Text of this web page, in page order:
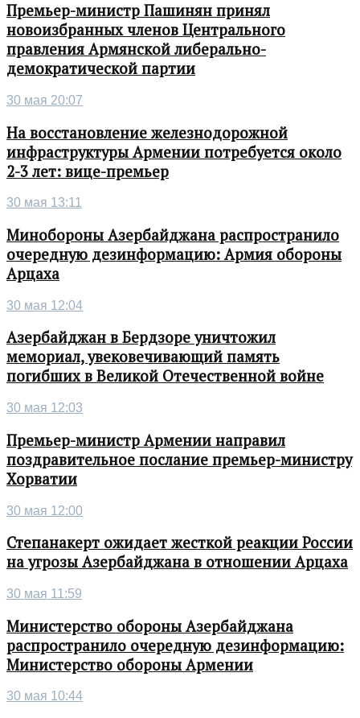
Премьер-министр Пашинян принял
новоизбранных членов Центрального
правления Армянской либерально-
демократической партии
30 мая 20:07
На восстановление железнодорожной
инфраструктуры Армении потребуется около
2-3 лет: вице-премьер
30 мая 13:11
Минобороны Азербайджана распространило
очередную дезинформацию: Армия обороны
Арцаха
30 мая 12:04
Азербайджан в Бердзоре уничтожил
мемориал, увековечивающий память
погибших в Великой Отечественной войне
30 мая 12:03
Премьер-министр Армении направил
поздравительное послание премьер-министру
Хорватии
30 мая 12:00
Степанакерт ожидает жесткой реакции России
на угрозы Азербайджана в отношении Арцаха
30 мая 11:59
Министерство обороны Азербайджана
распространило очередную дезинформацию:
Министерство обороны Армении
30 мая 10:44